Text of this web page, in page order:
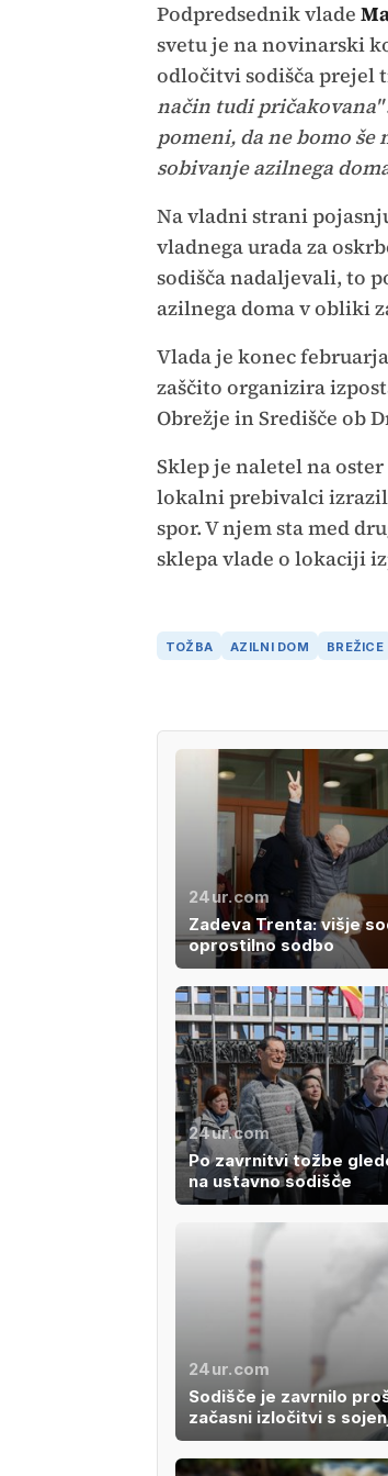
Podpredsednik vlade
svetu je na novinarski
odločitvi sodišča prejel
način tudi pričakovana"
pomeni, da ne bomo
sobivanje azilnega
Na vladni strani
vladnega urada za
sodišča nadaljevali, to
azilnega doma v obliki
Vlada je konec
zaščito organizira
Obrežje in Središče ob
Sklep je naletel na
lokalni prebivalci
spor. V njem sta med
sklepa vlade o lokaciji
TOŽBA AZILNI DOM BREŽICE
24ur.com
Zadeva Trenta: višje
oprostilno sodbo
24ur.com
Po zavrnitvi tožbe
na ustavno sodišče
24ur.com
Sodišče je zavrnilo
začasni izločitvi s